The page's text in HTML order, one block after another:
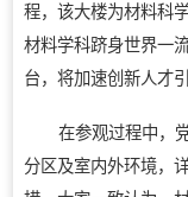
程，该大楼为材料科
材料学科跻身世界一
台，将加速创新人才
在参观过程中，
分区及室内外环境，